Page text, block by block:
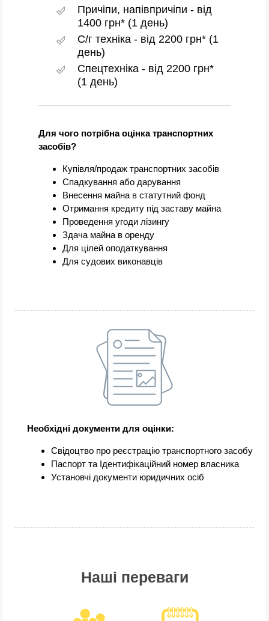
Причіпи, напівпричіпи - від
1400 грн* (1 день)
С/г техніка - від 2200 грн* (1
день)
Спецтехніка - від 2200 грн*
(1 день)
Для чого потрібна оцінка транспортних
засобів?
Купівля/продаж транспортних засобів
Спадкування або дарування
Внесення майна в статутний фонд
Отримання кредиту під заставу майна
Проведення угоди лізингу
Здача майна в оренду
Для цілей оподаткування
Для судових виконавців
Необхідні документи для оцінки:
Свідоцтво про реєстрацію транспортного засобу
Паспорт та Ідентифікаційний номер власника
Установчі документи юридичних осіб
Наші переваги